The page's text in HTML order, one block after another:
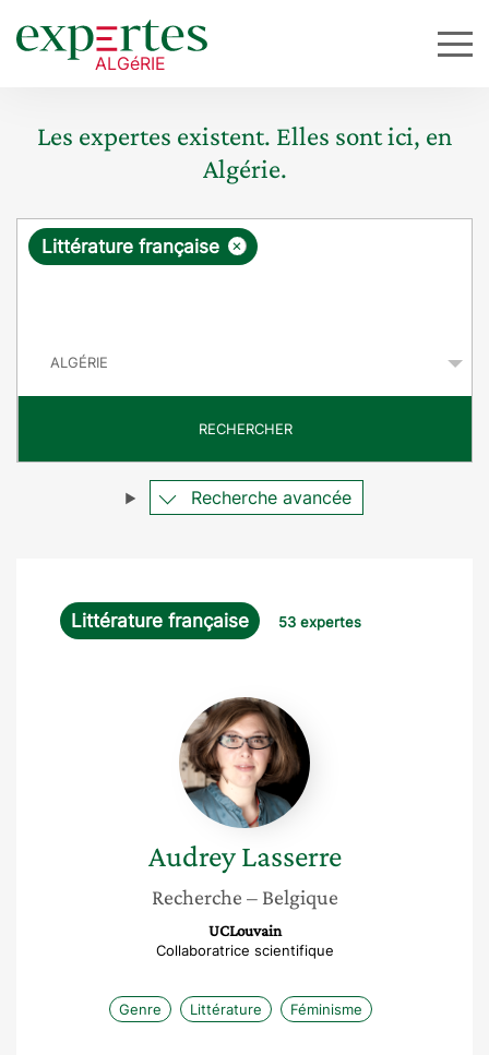
Les expertes existent. Elles sont ici, en
Algérie.
R
ê
e
×
Littérature française
RECHERCHER
Recherche avancée
Littérature française 53 expertes
Audrey
Lasserre
Audrey Lasserre
Recherche – Belgique
UCLouvain
Collaboratrice scientifique
Genre Littérature Féminisme